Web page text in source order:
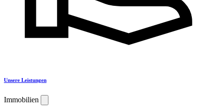
Unsere Leistungen
Immobilien